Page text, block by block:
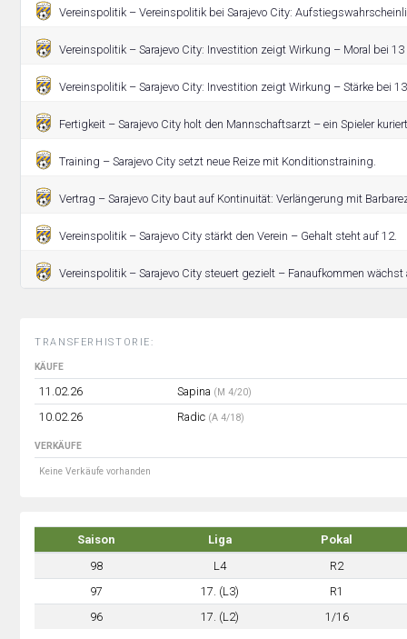
Vereinspolitik – Vereinspolitik bei Sarajevo City:
Vereinspolitik – Sarajevo City: Investition zeigt Wirkung – Moral bei 13
Vereinspolitik – Sarajevo City: Investition zeigt Wirkung – Stärke bei
Fertigkeit – Sarajevo City holt den Mannschaftsarzt – ein Spieler
Training – Sarajevo City setzt neue Reize mit Konditionstraining.
Vertrag – Sarajevo City baut auf Kontinuität: Verlängerung mit
Vereinspolitik – Sarajevo City stärkt den Verein – Gehalt steht auf 12.
Vereinspolitik – Sarajevo City steuert gezielt – Fanaufkommen wächst
TRANSFERHISTORIE:
KÄUFE
11.02.26 Sapina (M 4/20)
10.02.26
Radic (A 4/18)
VERKÄUFE
Keine Verkäufe vorhanden
Saison Liga Pokal
98
L4 R2
97
17. (L3) R1
96
17. (L2) 1/16